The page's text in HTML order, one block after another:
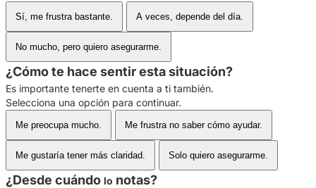
Sí, me frustra bastante. A veces, depende del día.
No mucho, pero quiero asegurarme.
¿Cómo te hace sentir esta situación?
Es importante tenerte en cuenta a ti también.
Selecciona una opción para continuar.
Me preocupa mucho. Me frustra no saber cómo ayudar.
Me gustaría tener más claridad. Solo quiero asegurarme.
¿Desde cuándo lo notas?